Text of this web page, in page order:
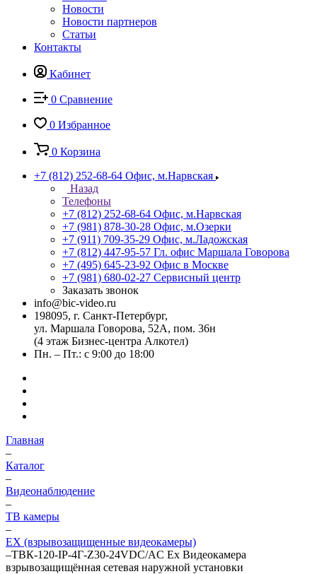
Новости
Новости партнеров
Статьи
Контакты
Кабинет
0 Сравнение
0 Избранное
0 Корзина
+7 (812) 252-68-64 Офис, м.Нарвская
Назад
Телефоны
+7 (812) 252-68-64 Офис, м.Нарвская
+7 (981) 878-30-28 Офис, м.Озерки
+7 (911) 709-35-29 Офис, м.Ладожская
+7 (812) 447-95-57 Гл. офис Маршала Говорова
+7 (495) 645-23-92 Офис в Москве
+7 (981) 680-02-27 Сервисный центр
Заказать звонок
info@bic-video.ru
198095, г. Санкт-Петербург,
ул. Маршала Говорова, 52А, пом. 36н
(4 этаж Бизнес-центра Алкотел)
Пн. – Пт.: с 9:00 до 18:00
Главная
–
Каталог
–
Видеонаблюдение
–
ТВ камеры
–
EX (взрывозащищенные видеокамеры)
–ТВК-120-IP-4Г-Z30-24VDC/AC Ex Видеокамера
взрывозащищённая сетевая наружной установки